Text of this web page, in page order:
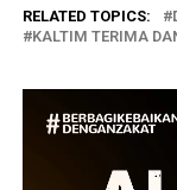
RELATED TOPICS:
KALTIM TERIMA